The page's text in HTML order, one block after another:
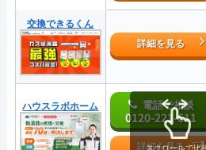
交換できるくん
詳細を見る
ハウスラボホーム 電話で相談
0120-221-611
詳細を見る
スクロールで比